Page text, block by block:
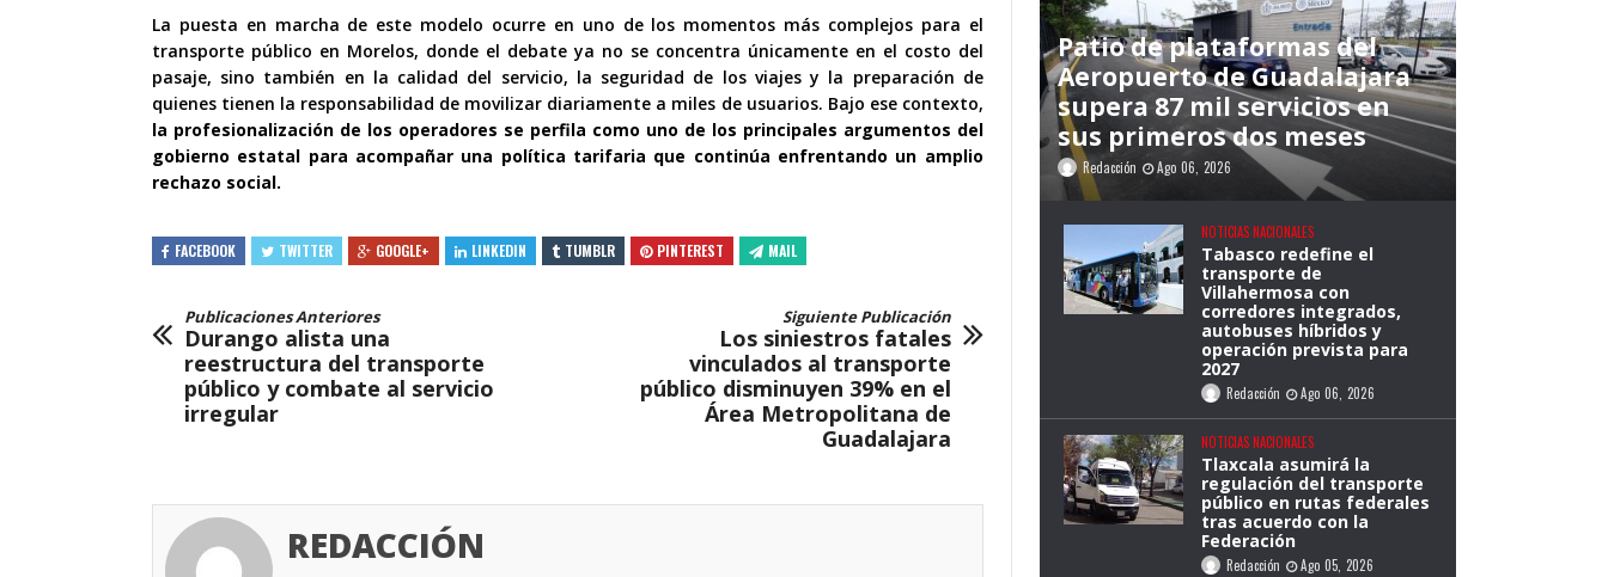
La puesta en marcha de este modelo ocurre en uno de los momentos más complejos para el
transporte público en Morelos, donde el debate ya no se concentra únicamente en el costo del
pasaje, sino también en la calidad del servicio, la seguridad de los viajes y la preparación de
quienes tienen la responsabilidad de movilizar diariamente a miles de usuarios. Bajo ese contexto,
la profesionalización de los operadores se perfila como uno de los principales argumentos del
gobierno estatal para acompañar una política tarifaria que continúa enfrentando un amplio
rechazo social.
FACEBOOK TWITTER GOOGLE+ LINKEDIN TUMBLR PINTEREST MAIL
Publicaciones Anteriores
Durango alista una
reestructura del transporte
público y combate al servicio
irregular
Siguiente Publicación
Los siniestros fatales
vinculados al transporte
público disminuyen 39% en el
Área Metropolitana de
Guadalajara
REDACCIÓN
Patio de plataformas del
Aeropuerto de Guadalajara
supera 87 mil servicios en
sus primeros dos meses
Redacción Ago 06, 2026
NOTICIAS NACIONALES
Tabasco redefine el
transporte de
Villahermosa con
corredores integrados,
autobuses híbridos y
operación prevista para
2027
Redacción Ago 06, 2026
NOTICIAS NACIONALES
Tlaxcala asumirá la
regulación del transporte
público en rutas federales
tras acuerdo con la
Federación
Redacción Ago 05, 2026